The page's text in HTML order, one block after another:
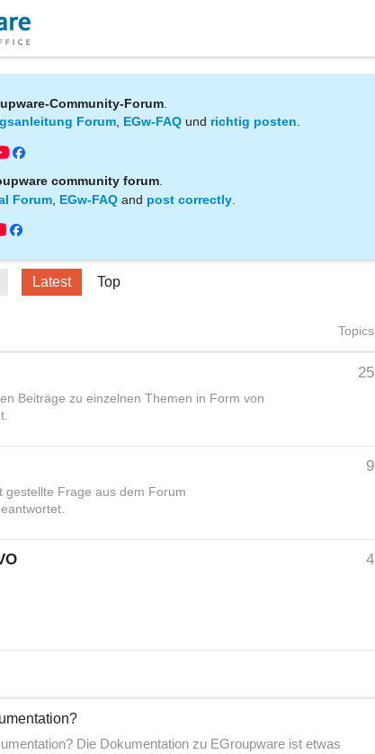
Community-Forum
Forum, EGw-FAQ und richtig posten.
community forum.
Forum EGw-FAQ and post correctly
Latest Top
Topics
Beiträge zu einzelnen Themen in Form von
25
gestellte Frage aus dem Forum
9
4
Die Dokumentation zu EGroupware ist etwas